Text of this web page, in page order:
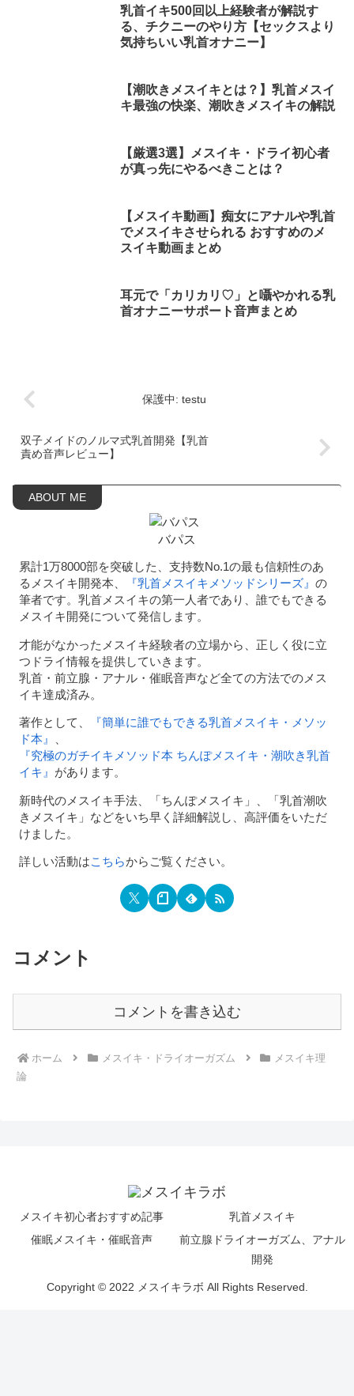
乳首イキ500回以上経験者が解説す
る、チクニーのやり方【セックスより
気持ちいい乳首オナニー】
【潮吹きメスイキとは？】乳首メスイ
キ最強の快楽、潮吹きメスイキの解説
【厳選3選】メスイキ・ドライ初心者
が真っ先にやるべきことは？
【メスイキ動画】痴女にアナルや乳首
でメスイキさせられる おすすめのメ
スイキ動画まとめ
耳元で「カリカリ♡」と囁やかれる乳
首オナニーサポート音声まとめ
保護中: testu
双子メイドのノルマ式乳首開発【乳首
責め音声レビュー】
バパス
累計1万8000部を突破した、支持数No.1の最も信頼性のあ
るメスイキ開発本、
『乳首メスイキメソッドシリーズ』の
筆者です。乳首メスイキの第一人者であり、誰でもできる
メスイキ開発について発信します。
才能がなかったメスイキ経験者の立場から、正しく役に立
つドライ情報を提供していきます。
乳首・前立腺・アナル・催眠音声など全ての方法でのメス
イキ達成済み。
著作として、
『簡単に誰でもできる乳首メスイキ・メソッ
ド本』
、
『究極のガチイキメソッド本 ちんぽメスイキ・潮吹き乳首
イキ』 があります。
新時代のメスイキ手法、「ちんぽメスイキ」、「乳首潮吹
きメスイキ」などをいち早く詳細解説し、高評価をいただ
けました。
詳しい活動はこちらからご覧ください。
コメント
コメントを書き込む
ホーム メスイキ・ドライオーガズム
メスイキ理
論
メスイキ初心者おすすめ記事
乳首メスイキ
催眠メスイキ・催眠音声
前立腺ドライオーガズム、アナル
開発
Copyright © 2022 メスイキラボ All Rights Reserved.